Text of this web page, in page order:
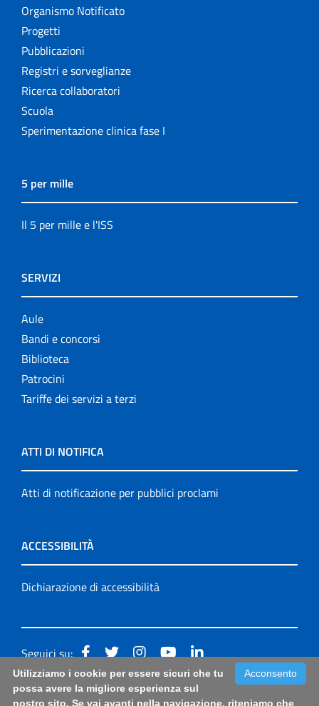
Organismo Notificato
Progetti
Pubblicazioni
Registri e sorveglianze
Ricerca collaboratori
Scuola
Sperimentazione clinica fase I
5 per mille
Il 5 per mille e l'ISS
SERVIZI
Aule
Bandi e concorsi
Biblioteca
Patrocini
Tariffe dei servizi a terzi
ATTI DI NOTIFICA
Atti di notificazione per pubblici proclami
ACCESSIBILITÀ
Dichiarazione di accessibilità
Seguici su:
Accessibilità: form di segnalazione di prima istanza per
Acconsento
Utilizziamo i cookie per essere sicuri che tu
possa avere la migliore esperienza sul
nostro sito. Se vai avanti nella navigazione, riteniamo che